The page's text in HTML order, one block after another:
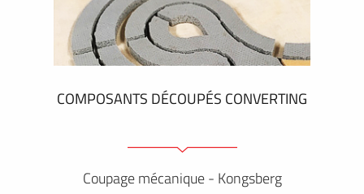
COMPOSANTS DÉCOUPÉS CONVERTING
Coupage mécanique - Kongsberg